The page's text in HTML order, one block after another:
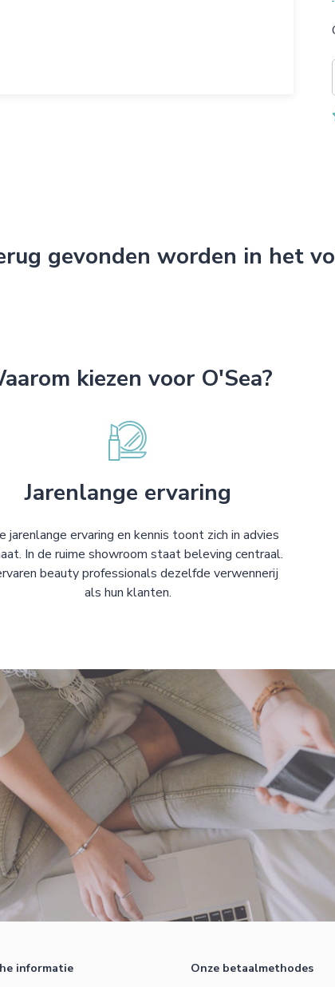
gevonden worden in het
kiezen voor O'Sea?
Jarenlange ervaring
jarenlange ervaring en kennis toont zich in advies
In de ruime showroom staat beleving centraal.
beauty professionals dezelfde verwennerij
als hun klanten.
informatie Onze betaalmethodes